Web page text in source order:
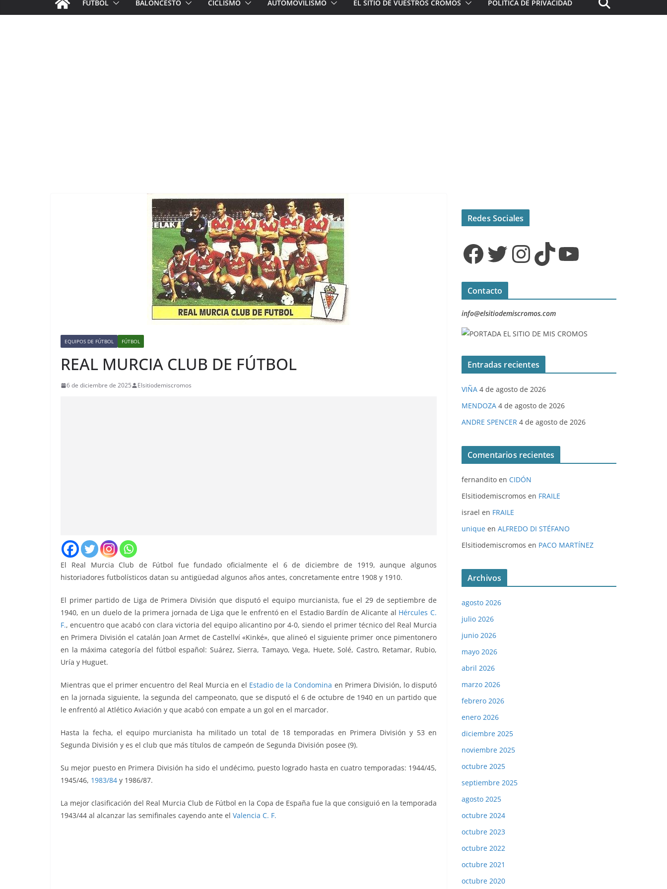
FÚTBOL BALONCESTO CICLISMO AUTOMOVILISMO EL SITIO DE VUESTROS CROMOS POLÍTICA DE PRIVACIDAD
EQUIPOS DE FÚTBOL FÚTBOL
REAL MURCIA CLUB DE FÚTBOL
6 de diciembre de 2025 Elsitiodemiscromos
El Real Murcia Club de Fútbol fue fundado oficialmente el 6 de diciembre de 1919, aunque algunos
historiadores futbolísticos datan su antigüedad algunos años antes, concretamente entre 1908 y 1910.
El primer partido de Liga de Primera División que disputó el equipo murcianista, fue el 29 de septiembre de
1940, en un duelo de la primera jornada de Liga que le enfrentó en el Estadio Bardín de Alicante al Hércules C.
F., encuentro que acabó con clara victoria del equipo alicantino por 4-0, siendo el primer técnico del Real Murcia
en Primera División el catalán Joan Armet de Castellví «Kinké», que alineó el siguiente primer once pimentonero
en la máxima categoría del fútbol español: Suárez, Sierra, Tamayo, Vega, Huete, Solé, Castro, Retamar, Rubio,
Uría y Huguet.
Mientras que el primer encuentro del Real Murcia en el Estadio de la Condomina en Primera División, lo disputó
en la jornada siguiente, la segunda del campeonato, que se disputó el 6 de octubre de 1940 en un partido que
le enfrentó al Atlético Aviación y que acabó con empate a un gol en el marcador.
Hasta la fecha, el equipo murcianista ha militado un total de 18 temporadas en Primera División y 53 en
Segunda División y es el club que más títulos de campeón de Segunda División posee (9).
Su mejor puesto en Primera División ha sido el undécimo, puesto logrado hasta en cuatro temporadas: 1944/45,
1945/46, 1983/84 y 1986/87.
La mejor clasificación del Real Murcia Club de Fútbol en la Copa de España fue la que consiguió en la temporada
1943/44 al alcanzar las semifinales cayendo ante el Valencia C. F.
Liga 84-85. Alineación Real Murcia. Ediciones Este.
Redes Sociales
Facebook Twitter InstagramTikTok YouTube
Contacto
info@elsitiodemiscromos.com
Entradas recientes
VIÑA 4 de agosto de 2026
MENDOZA 4 de agosto de 2026
ANDRE SPENCER 4 de agosto de 2026
Comentarios recientes
fernandito en CIDÓN
Elsitiodemiscromos en FRAILE
israel en FRAILE
unique en ALFREDO DI STÉFANO
Elsitiodemiscromos en PACO MARTÍNEZ
Archivos
agosto 2026
julio 2026
junio 2026
mayo 2026
abril 2026
marzo 2026
febrero 2026
enero 2026
diciembre 2025
noviembre 2025
octubre 2025
septiembre 2025
agosto 2025
octubre 2024
octubre 2023
octubre 2022
octubre 2021
octubre 2020